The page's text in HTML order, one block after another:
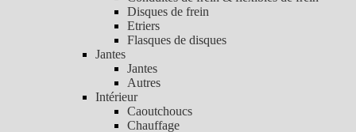
Disques de frein
Etriers
Flasques de disques
Jantes
Jantes
Autres
Intérieur
Caoutchoucs
Chauffage